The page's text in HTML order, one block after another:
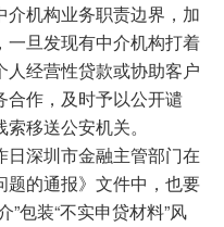
机构业务职责边界，加
一旦发现有中介机构打着
经营性贷款或协助客户
合作，及时予以公开谴
移送公安机关。
深圳市金融主管部门在
题的通报》文件中，也要
包装“不实申贷材料”风